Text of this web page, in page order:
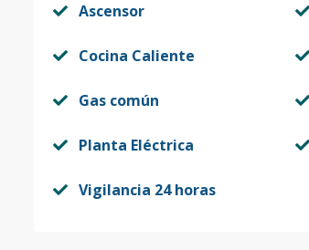
Ascensor
Cocina Caliente
Gas común
Planta Eléctrica
Vigilancia 24 horas